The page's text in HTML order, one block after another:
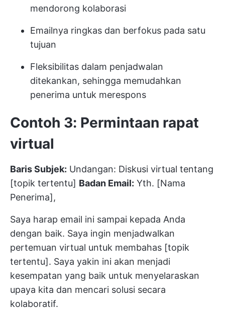
mendorong kolaborasi
Emailnya ringkas dan berfokus pada satu
tujuan
Fleksibilitas dalam penjadwalan
ditekankan, sehingga memudahkan
penerima untuk merespons
Contoh 3: Permintaan rapat
virtual
Baris Subjek: Undangan: Diskusi virtual tentang
[topik tertentu] Badan Email: Yth. [Nama
Penerima],
Saya harap email ini sampai kepada Anda
dengan baik. Saya ingin menjadwalkan
pertemuan virtual untuk membahas [topik
tertentu]. Saya yakin ini akan menjadi
kesempatan yang baik untuk menyelaraskan
upaya kita dan mencari solusi secara
kolaboratif.